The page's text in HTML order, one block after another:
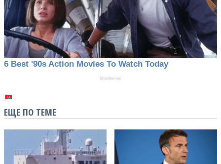
ЕЩЕ ПО ТЕМЕ